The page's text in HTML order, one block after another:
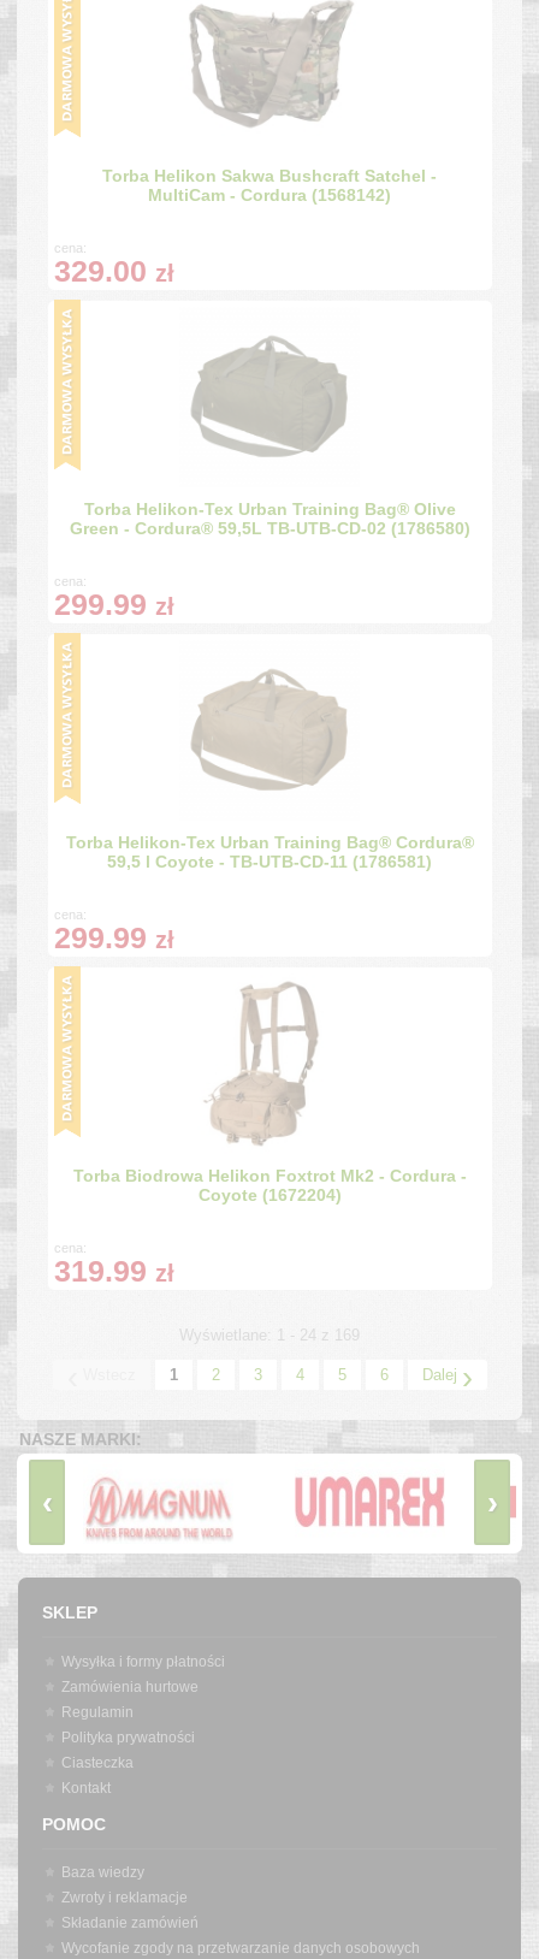
Torba Helikon Sakwa Bushcraft Satchel -
MultiCam - Cordura (1568142)
cena:
329.00 zł
Torba Helikon-Tex Urban Training Bag® Olive
Green - Cordura® 59,5L TB-UTB-CD-02 (1786580)
cena:
299.99 zł
Torba Helikon-Tex Urban Training Bag® Cordura®
59,5 l Coyote - TB-UTB-CD-11 (1786581)
cena:
299.99 zł
Torba Biodrowa Helikon Foxtrot Mk2 - Cordura -
Coyote (1672204)
cena:
319.99 zł
Wyświetlane: 1 - 24 z 169
1 2 3 4 5 6 Dalej ›
NASZE MARKI:
‹ ›
SKLEP
Wysyłka i formy płatności
Zamówienia hurtowe
Regulamin
Polityka prywatności
Ciasteczka
Kontakt
POMOC
Baza wiedzy
Zwroty i reklamacje
Składanie zamówień
Wycofanie zgody na przetwarzanie danych osobowych